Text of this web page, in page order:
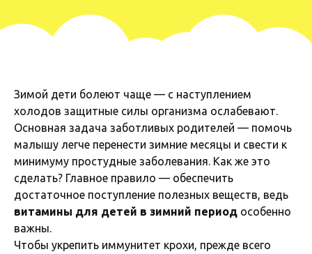
Зимой дети болеют чаще — с наступлением
холодов защитные силы организма ослабевают.
Основная задача заботливых родителей — помочь
малышу легче перенести зимние месяцы и свести к
минимуму простудные заболевания. Как же это
сделать? Главное правило — обеспечить
достаточное поступление полезных веществ, ведь
витамины для детей в зимний период особенно
важны.
Чтобы укрепить иммунитет крохи, прежде всего